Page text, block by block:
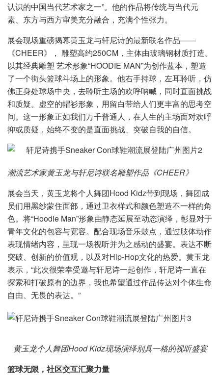
认识的中国当代艺术家之一”。他的作品将传统与当代元
素、东方与西方审美充分融合，充满个性张力。
展会现场重磅揭幕黄玉龙与轩尼诗的最新联名作品——
《CHEER》， 雕塑高约250CM，主体由玻璃钢材质打造。
以其经典雕塑 艺术形象“HOODIE MAN”为创作蓝本，塑造
了一个街头篮球斗场上的形象。他右手持球，左耳聆听，仿
佛正身处球场中央，去聆听主场的欢呼呐喊，同时直面挑战
和质疑。虚空的帽衫形象，用留白带给人们更丰富的思考空
间。这一形象正如我们万千普通人，在人生的主场面对欢呼
抑或质疑，始终不变的是直面挑战、突破自我的自信。
潮流艺术家黄玉龙与轩尼诗联名雕塑作品《CHEER》
展会当天，黄玉龙将个人舞团Hood Kidz带到现场，舞团成
员们用黑纱蒙住面部，通过卫衣样式和颜色塑造不一样的角
色。将“Hoodie Man”形象由静态延展至动态演绎，彰显对于
青年文化的包容与宽容。配合现场音乐鼓点，通过肢体动作
表现情绪内容，呈现一场视听并为之感动的盛宴。表达不断
突破、创新的价值观，以及对Hip-Hop文化的热爱。黄玉龙
表示，“此次很荣幸受邀与轩尼诗一起创作，轩尼诗一直在
探索和打破原有的边界，我也希望通过作品传达对个体生命
自由、无畏的表达。”
黄玉龙个人舞团Hood Kidz现场演绎别具一格的视听盛宴
篮球无限，社区交互汇聚力量